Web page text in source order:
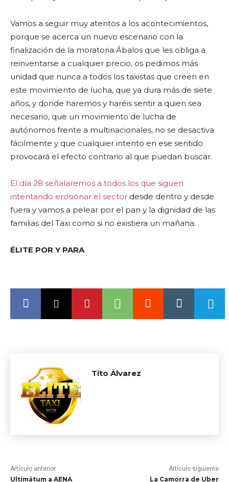
Vamos a seguir muy atentos a los acontecimientos,
porque se acerca un nuevo escenario con la
finalización de la moratoria Ábalos que les obliga a
reinventarse a cualquier precio, os pedimos más
unidad que nunca a todos los taxistas que creen en
este movimiento de lucha, que ya dura más de siete
años, y donde haremos y haréis sentir a quien sea
necesario, que un movimiento de lucha de
autónomos frente a multinacionales, no se desactiva
fácilmente y que cualquier intento en ese sentido
provocará el efecto contrario al que puedan buscar.
El día 28 señalaremos a todos los que siguen
intentando erosionar el sector desde dentro y desde
fuera y vamos a pelear por el pan y la dignidad de las
familias del Taxi como si no existiera un mañana.
ÉLITE POR Y PARA
Tito Álvarez
Artículo anterior
Ultimátum a AENA
Artículo siguiente
La Camorra de Uber